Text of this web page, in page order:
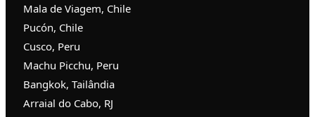
Mala de Viagem, Chile
Pucón, Chile
Cusco, Peru
Machu Picchu, Peru
Bangkok, Tailândia
Arraial do Cabo, RJ